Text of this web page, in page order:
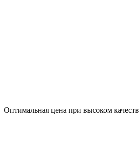
Оптимальная цена при высоком